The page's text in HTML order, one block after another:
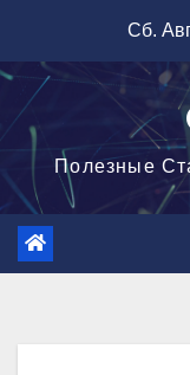
содержимому
Сб.
Полезные